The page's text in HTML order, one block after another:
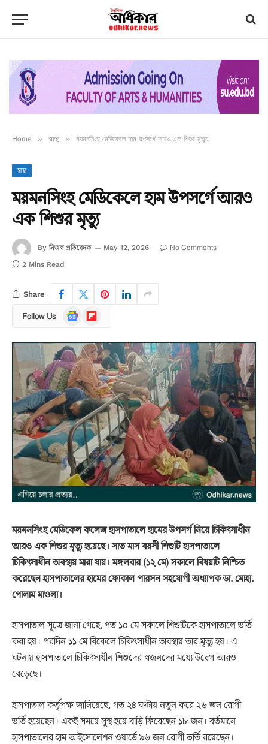
Home » স্বাস্থ্য » ময়মনসিংহ মেডিকেলে হাম উপসর্গে আরও এক শিশুর মৃত্যু
স্বাস্থ্য
ময়মনসিংহ মেডিকেলে হাম উপসর্গে আরও
এক শিশুর মৃত্যু
By নিজস্ব প্রতিবেদক May 12, 2026 No Comments
2 Mins Read
Share
Follow Us
Google
News
Flipboard
ময়মনসিংহ মেডিকেল কলেজ হাসপাতালে হামের উপসর্গ নিয়ে চিকিৎসাধীন
আরও এক শিশুর মৃত্যু হয়েছে। সাত মাস বয়সী শিশুটি হাসপাতালে
চিকিৎসাধীন অবস্থায় মারা যায়। মঙ্গলবার (১২ মে) সকালে বিষয়টি নিশ্চিত
করেছেন হাসপাতালের হামের ফোকাল পারসন সহযোগী অধ্যাপক ডা. মোহা.
গোলাম মাওলা।
হাসপাতাল সূত্রে জানা গেছে, গত ১০ মে সকালে শিশুটিকে হাসপাতালে ভর্তি
করা হয়। পরদিন ১১ মে বিকেলে চিকিৎসাধীন অবস্থায় তার মৃত্যু হয়। এ
ঘটনায় হাসপাতালে চিকিৎসাধীন শিশুদের স্বজনদের মধ্যে উদ্বেগ আরও
বেড়েছে।
হাসপাতাল কর্তৃপক্ষ জানিয়েছে, গত ২৪ ঘণ্টায় নতুন করে ২৬ জন রোগী
ভর্তি হয়েছেন। একই সময়ে সুস্থ হয়ে বাড়ি ফিরেছেন ১৮ জন। বর্তমানে
হাসপাতালের হাম আইসোলেশন ওয়ার্ডে ৯৬ জন রোগী ভর্তি রয়েছেন।